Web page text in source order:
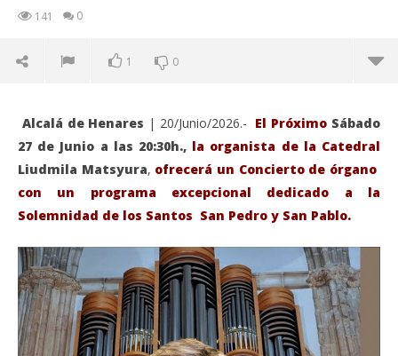
141 0
1 0
VIENDO AHORA
Alcalá de Henares | 20/Junio/2026.- El Próximo Sábado
27 de Junio a las 20:30h., la organista de la Catedral
Liudmila Matsyura, ofrecerá un Concierto de órgano
con un programa excepcional dedicado a la
Solemnidad de los Santos San Pedro y San Pablo.